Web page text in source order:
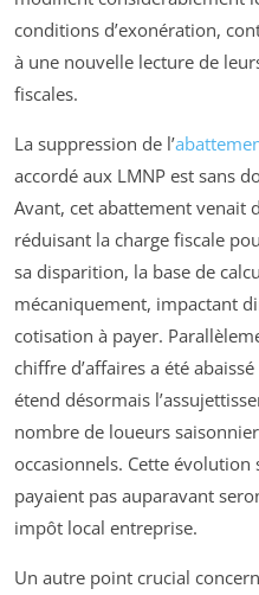
conditions d’exonération,
à une nouvelle lecture de
fiscales.
La suppression de l’
accordé aux LMNP est sans
Avant, cet abattement venait
réduisant la charge fiscale
sa disparition, la base de
mécaniquement, impactant
cotisation à payer.
chiffre d’affaires a été
étend désormais
nombre de loueurs
occasionnels. Cette
payaient pas auparavant
impôt local entreprise.
Un autre point crucial